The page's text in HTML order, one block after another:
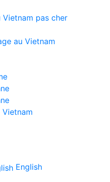
pas cher
au Vietnam
English